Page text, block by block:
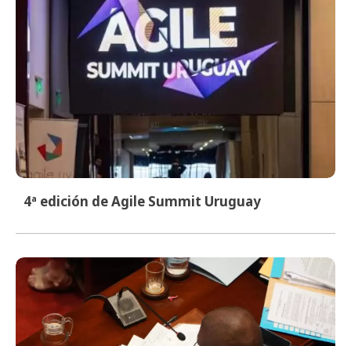
4ª edición de Agile Summit Uruguay